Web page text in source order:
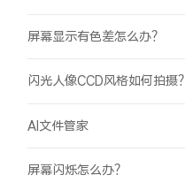
屏幕显示有色差怎么办？
闪光人像CCD风格如何拍摄？
AI文件管家
屏幕闪烁怎么办？